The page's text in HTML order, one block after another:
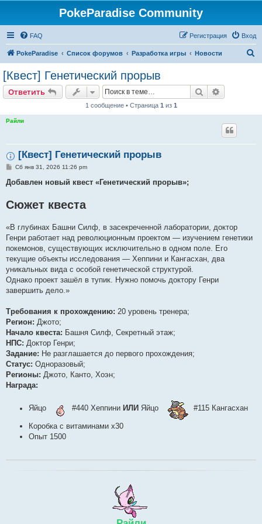
PokeParadise Community
FAQ Вход
Регистрация
PokeParadise Список форумов Разработка игры Новости
[Квест] Генетический прорыв
Ответить Поиск
1 сообщение • Страница 1 из 1
Райли
[Квест] Генетический прорыв
С
о
е
н
Сб янв 31, 2026 11:26 pm
Добавлен новый квест «Генетический прорыв»;
Сюжет квеста
«В глубинах Башни Силф, в засекреченной лаборатории, доктор
Генри работает над революционным проектом — изучением генетики
покемонов, существующих исключительно в одном поле. Его
текущие объекты исследования — Хеппини и Кангасхан, два
уникальных вида с особой генетической структурой.
Однако проект зашёл в тупик. Нужно помочь доктору Генри
завершить дело.»
Требования к прохождению: 20 уровень тренера;
Регион: Джото;
Начало квеста: Башня Силф, Секретный этаж;
НПС: Доктор Генри;
Задание: Не разглашается до первого прохождения;
Статус: Одноразовый;
Регионы: Джото, Канто, Хоэн;
Награда:
Яйцо #440 Хеппини ИЛИ Яйцо #115 Кангасхан
Коробка с витаминами х30
Опыт 1500